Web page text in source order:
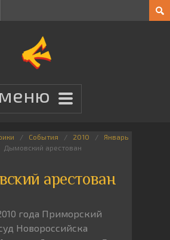
События 2010
Январь
Дымовский арестован
арестован
года Приморский
Новороссийска